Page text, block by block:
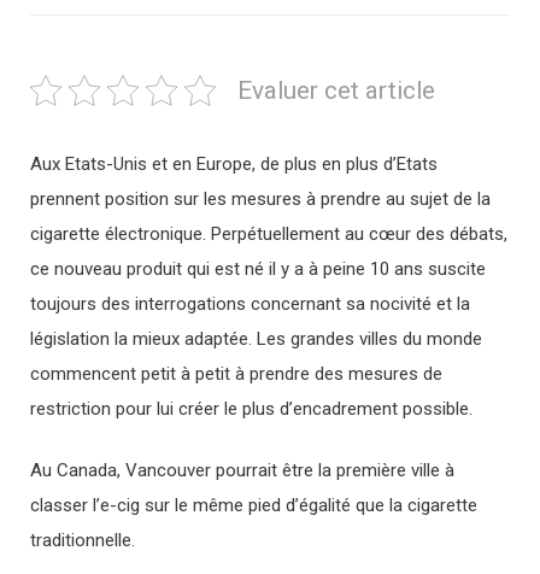
Evaluer cet article
Aux Etats-Unis et en Europe, de plus en plus d’Etats
prennent position sur les mesures à prendre au sujet de la
cigarette électronique. Perpétuellement au cœur des débats,
ce nouveau produit qui est né il y a à peine 10 ans suscite
toujours des interrogations concernant sa nocivité et la
législation la mieux adaptée. Les grandes villes du monde
commencent petit à petit à prendre des mesures de
restriction pour lui créer le plus d’encadrement possible.
Au Canada, Vancouver pourrait être la première ville à
classer l’e-cig sur le même pied d’égalité que la cigarette
traditionnelle.